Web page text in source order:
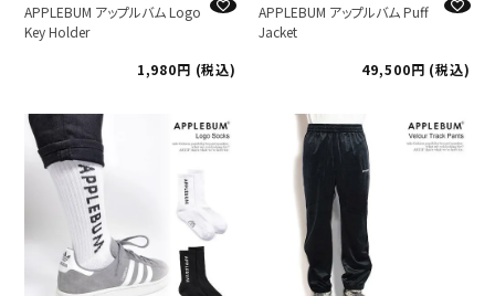
APPLEBUM アップルバム Logo
Key Holder
1,980
税込
APPLEBUM アップルバム Puff
Jacket
49,500
税込